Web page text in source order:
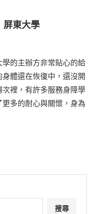
東大學
的主辦方非常貼心的給
體還在恢復中，還沒開
裡，有許多服務身障學
多的耐心與關懷，身為
搜尋